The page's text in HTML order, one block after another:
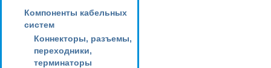
Компоненты кабельных
систем
Коннекторы, разъемы,
переходники,
терминаторы